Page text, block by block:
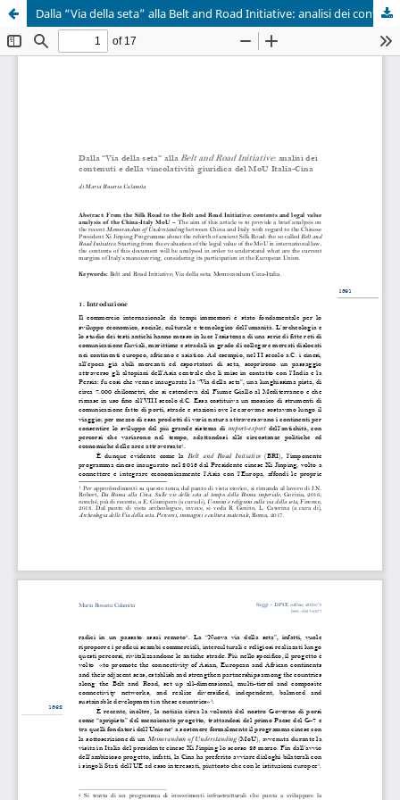
Dalla “Via della seta” alla Belt and Road Initiative: analisi dei contenuti e della vincolatività giuridica del MoU Italia-Cina